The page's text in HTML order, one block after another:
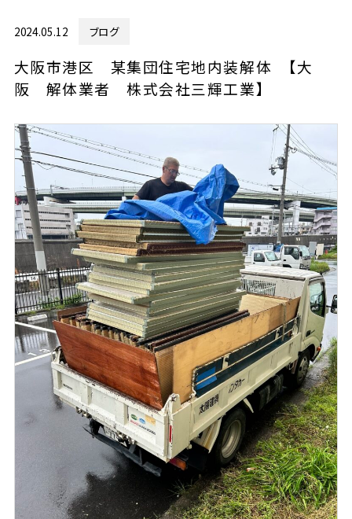
2024.05.12 ブログ
大阪市港区 某集団住宅地内装解体 【大
阪 解体業者 株式会社三輝工業】